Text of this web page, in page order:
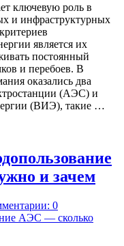
ключевую роль в
и инфраструктурных
является их
постоянный
и перебоев. В
оказались два
(АЭС) и
(ВИЭ), такие …
и зачем
0